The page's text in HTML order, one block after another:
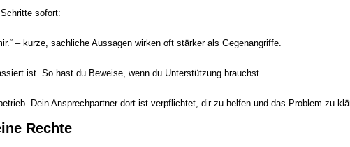
sofort:
– kurze, sachliche Aussagen wirken oft stärker als Gegenangriffe.
ist. So hast du Beweise, wenn du Unterstützung brauchst.
Dein Ansprechpartner dort ist verpflichtet, dir zu helfen und das Problem zu
Rechte